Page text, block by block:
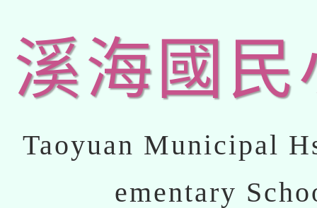
溪海國民
Taoyuan Municipal
ementary